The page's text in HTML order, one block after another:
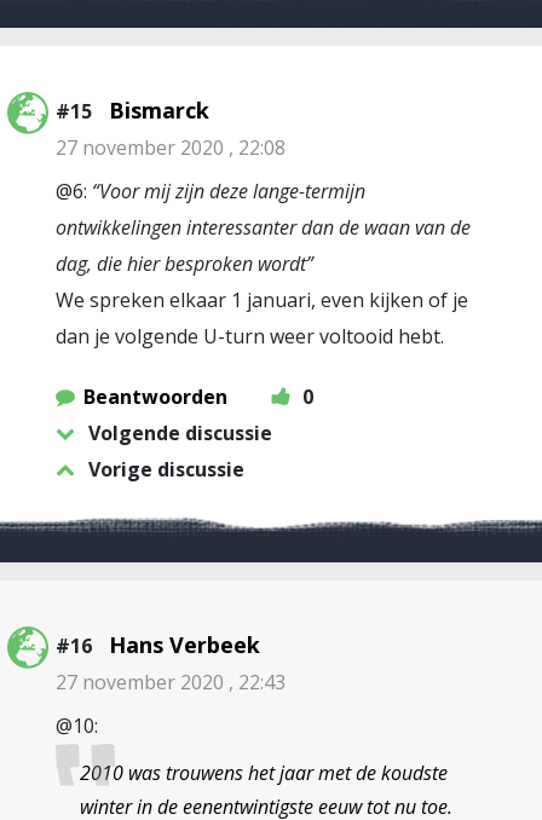
#15 Bismarck
27 november 2020 , 22:08
@6: “Voor mij zijn deze lange-termijn
ontwikkelingen interessanter dan de waan van de
dag, die hier besproken wordt”
We spreken elkaar 1 januari, even kijken of je
dan je volgende U-turn weer voltooid hebt.
Beantwoorden
0
Volgende discussie
Vorige discussie
#16 Hans Verbeek
27 november 2020 , 22:43
@10:
2010 was trouwens het jaar met de koudste
winter in de eenentwintigste eeuw tot nu toe.